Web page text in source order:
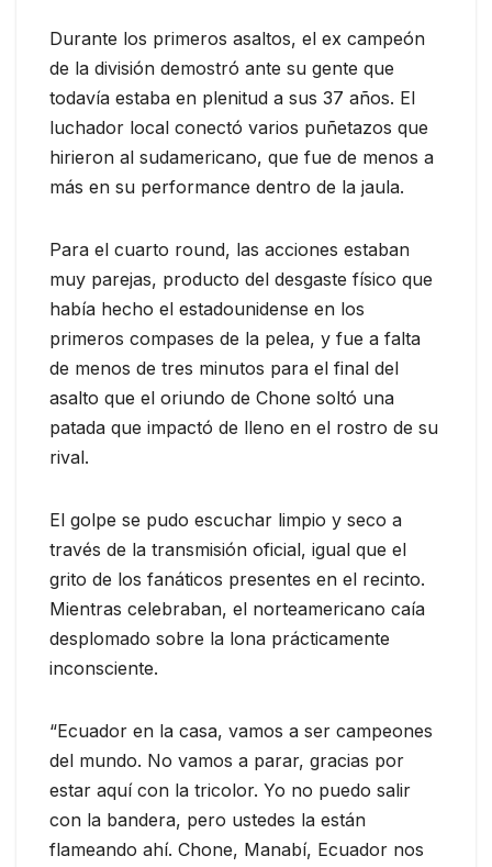
Durante los primeros asaltos, el ex campeón
de la división demostró ante su gente que
todavía estaba en plenitud a sus 37 años. El
luchador local conectó varios puñetazos que
hirieron al sudamericano, que fue de menos a
más en su performance dentro de la jaula.
Para el cuarto round, las acciones estaban
muy parejas, producto del desgaste físico que
había hecho el estadounidense en los
primeros compases de la pelea, y fue a falta
de menos de tres minutos para el final del
asalto que el oriundo de Chone soltó una
patada que impactó de lleno en el rostro de su
rival.
El golpe se pudo escuchar limpio y seco a
través de la transmisión oficial, igual que el
grito de los fanáticos presentes en el recinto.
Mientras celebraban, el norteamericano caía
desplomado sobre la lona prácticamente
inconsciente.
“Ecuador en la casa, vamos a ser campeones
del mundo. No vamos a parar, gracias por
estar aquí con la tricolor. Yo no puedo salir
con la bandera, pero ustedes la están
flameando ahí. Chone, Manabí, Ecuador nos